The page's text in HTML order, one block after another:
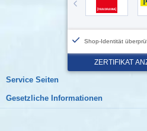
Service Seiten
Gesetzliche Informationen